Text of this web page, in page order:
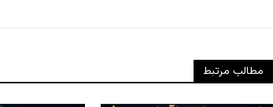
مطالب مرتبط